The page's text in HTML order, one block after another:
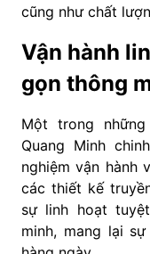
cũng như chất
Vận hành
gọn thông
Một trong
Quang Minh
nghiệm vận hành
các thiết kế
sự linh hoạt
minh, mang lại